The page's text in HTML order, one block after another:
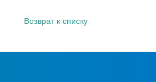
Возврат к списку